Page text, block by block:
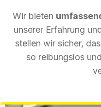
Wir bieten
unserer Erfahrung
stellen wir sicher,
so reibungslos